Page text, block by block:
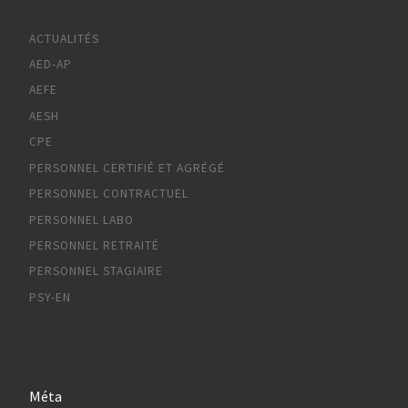
ACTUALITÉS
AED-AP
AEFE
AESH
CPE
PERSONNEL CERTIFIÉ ET AGRÉGÉ
PERSONNEL CONTRACTUEL
PERSONNEL LABO
PERSONNEL RETRAITÉ
PERSONNEL STAGIAIRE
PSY-EN
Méta